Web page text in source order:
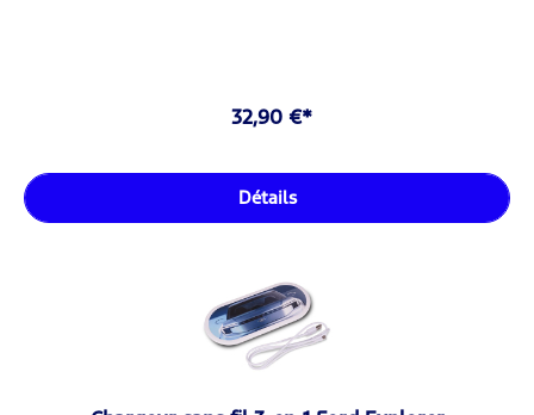
32,90 €*
Détails